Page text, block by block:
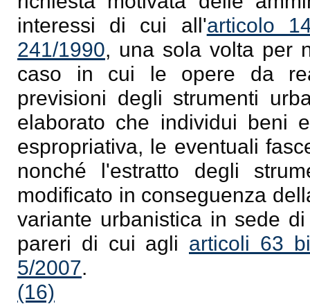
interessi di cui all'articolo
241/1990, una sola volta per
caso in cui le opere da
previsioni degli strumenti
elaborato che individui beni
espropriativa, le eventuali
nonché l'estratto degli
modificato in conseguenza
variante urbanistica in sede
pareri di cui agli articoli 63
5/2007.
(16)